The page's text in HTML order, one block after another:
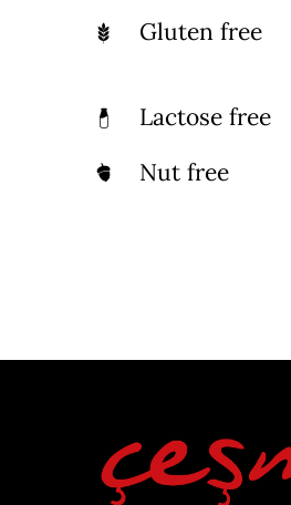
Gluten free
Lactose free
Nut free